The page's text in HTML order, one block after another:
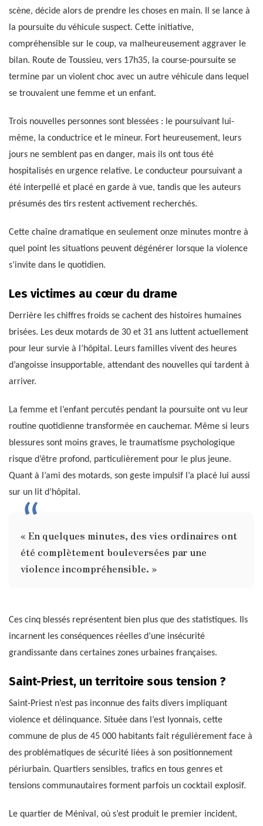
scène, décide alors de prendre les choses en main. Il se lance à
la poursuite du véhicule suspect. Cette initiative,
compréhensible sur le coup, va malheureusement aggraver le
bilan. Route de Toussieu, vers 17h35, la course-poursuite se
termine par un violent choc avec un autre véhicule dans lequel
se trouvaient une femme et un enfant.
Trois nouvelles personnes sont blessées : le poursuivant lui-
même, la conductrice et le mineur. Fort heureusement, leurs
jours ne semblent pas en danger, mais ils ont tous été
hospitalisés en urgence relative. Le conducteur poursuivant a
été interpellé et placé en garde à vue, tandis que les auteurs
présumés des tirs restent activement recherchés.
Cette chaîne dramatique en seulement onze minutes montre à
quel point les situations peuvent dégénérer lorsque la violence
s’invite dans le quotidien.
Les victimes au cœur du drame
Derrière les chiffres froids se cachent des histoires humaines
brisées. Les deux motards de 30 et 31 ans luttent actuellement
pour leur survie à l’hôpital. Leurs familles vivent des heures
d’angoisse insupportable, attendant des nouvelles qui tardent à
arriver.
La femme et l’enfant percutés pendant la poursuite ont vu leur
routine quotidienne transformée en cauchemar. Même si leurs
blessures sont moins graves, le traumatisme psychologique
risque d’être profond, particulièrement pour le plus jeune.
Quant à l’ami des motards, son geste impulsif l’a placé lui aussi
sur un lit d’hôpital.
« En quelques minutes, des vies ordinaires ont
été complètement bouleversées par une
violence incompréhensible. »
Ces cinq blessés représentent bien plus que des statistiques. Ils
incarnent les conséquences réelles d’une insécurité
grandissante dans certaines zones urbaines françaises.
Saint-Priest, un territoire sous tension ?
Saint-Priest n’est pas inconnue des faits divers impliquant
violence et délinquance. Située dans l’est lyonnais, cette
commune de plus de 45 000 habitants fait régulièrement face à
des problématiques de sécurité liées à son positionnement
périurbain. Quartiers sensibles, trafics en tous genres et
tensions communautaires forment parfois un cocktail explosif.
Le quartier de Ménival, où s’est produit le premier incident,